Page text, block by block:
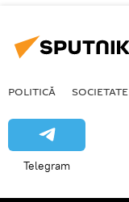
POLITICĂ SOCIETATE
Telegram